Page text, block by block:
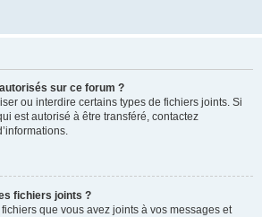
sur ce forum ?
ou interdire certains types de fichiers joints. Si
est autorisé à être transféré, contactez
fichiers joints ?
que vous avez joints à vos messages et